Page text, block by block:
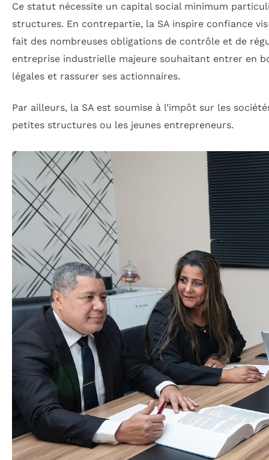
Ce statut nécessite un capital social minimum
structures. En contrepartie, la SA inspire confiance
fait des nombreuses obligations de contrôle et de
entreprise industrielle majeure souhaitant entrer en
légales et rassurer ses actionnaires.
Par ailleurs, la SA est soumise à l’impôt sur les
petites structures ou les jeunes entrepreneurs.